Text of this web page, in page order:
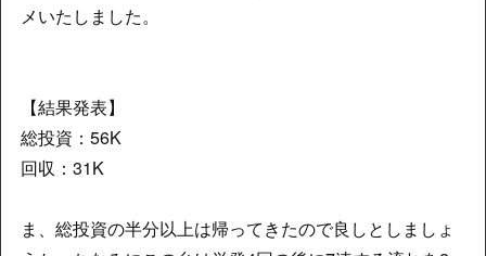
メいたしました。
【結果発表】
総投資：56K
回収：31K
ま、総投資の半分以上は帰ってきたので良しとしましょ